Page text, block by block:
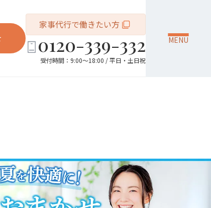
家事代行で働きたい方
0120-339-332
受付時間：9:00～18:00 / 平日・土日祝
MENU